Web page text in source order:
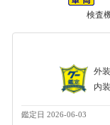
検査
外装
内装
鑑定日 2026-06-03